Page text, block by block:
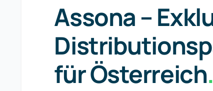
Assona –
für Österreich.